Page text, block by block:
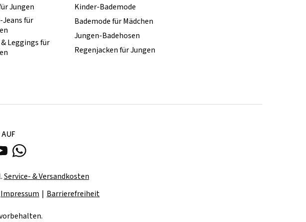
Jungen
Jeans für
Leggings für
Kinder-Bademode
Bademode für Mädchen
Jungen-Badehosen
Regenjacken für Jungen
Service- & Versandkosten
Impressum Barrierefreiheit